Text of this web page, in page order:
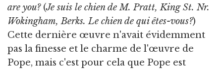
are you?(Je suis le chien de M. Pratt, King St. Nr.
Wokingham, Berks. Le chien de qui êtes-vous?)
Cette dernière œuvre n'avait évidemment
pas la finesse et le charme de l'œuvre de
Pope, mais c'est pour cela que Pope est